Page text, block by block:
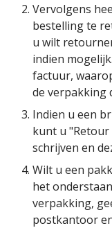
Vervolgens
bestelling te
u wilt
indien
factuur,
de verpakking
Indien u een
kunt u
schrijven en
Wilt u een
het
verpakking,
postkantoor